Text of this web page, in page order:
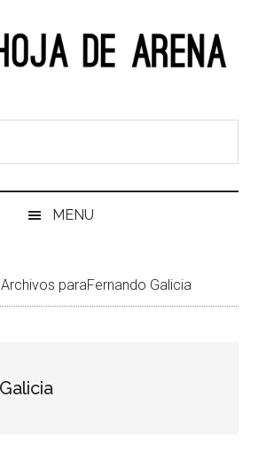
MENU
Archivos paraFernando Galicia